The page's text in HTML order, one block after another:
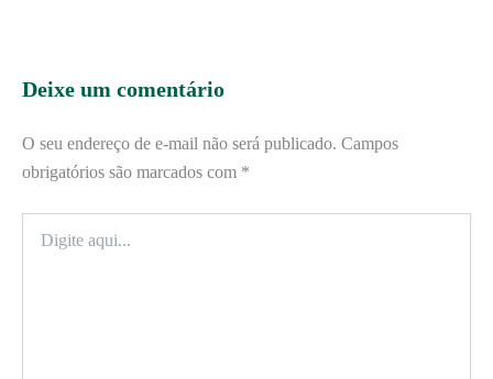
Deixe um comentário
O seu endereço de e-mail não será publicado. Campos
obrigatórios são marcados com *
aqui...